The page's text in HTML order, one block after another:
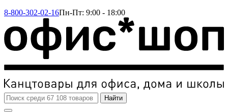
8-800-302-02-16Пн-Пт: 9:00 - 18:00
Найти